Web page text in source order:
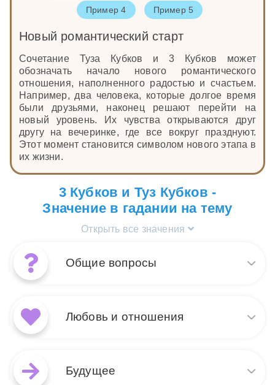
Пример 4 Пример 5
Новый романтический старт
Сочетание Туза Кубков и 3 Кубков может
обозначать начало нового романтического
отношения, наполненного радостью и счастьем.
Например, два человека, которые долгое время
были друзьями, наконец решают перейти на
новый уровень. Их чувства открываются друг
другу на вечеринке, где все вокруг празднуют.
Этот момент становится символом нового этапа в
их жизни.
3 Кубков и Туз Кубков -
Значение в гадании на тему
Открыть все значения
Общие вопросы
Кубков указывает на период
наполненных искренностью и
Любовь и отношения
Будущее